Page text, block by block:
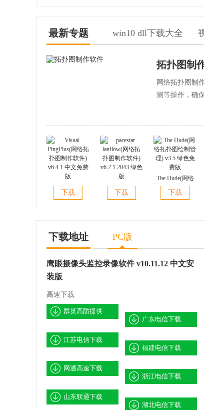
最新专题 win10 dll下载大全
拓扑图制
网络拓扑图制
测等操作，确
Visual
PingPlus(网络拓
下载
pacestar
lanflow(网络拓
下载
The Dude(网络
拓扑图绘制管
理) v3.5 绿色免
下载
下载地址 PC版
鹰眼摄像头监控录像软件 v10.11.12 中文安
装版
高速下载
群英高防提供
广东电信下载
江苏电信下载
福建电信下载
网通高速下载
浙江电信下载
山东联通下载
湖北电信下载